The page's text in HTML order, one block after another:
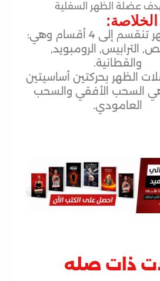
عضلة الظهر السفلية
الخلاصة:
عضلة الظهر تنقسم إلى 4 أقسام وهي:
الترابيس, الرومبويد,
والقطانية.
الظهر بحركتين أساسيتين
السحب الأفقي والسحب
العامودي.
ذات صله